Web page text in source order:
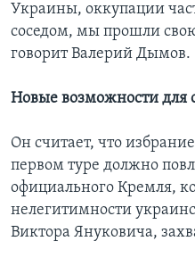
Украины, оккупации
соседом, мы прошли
говорит Валерий Дымов.
Новые возможности для
Он считает, что
первом туре должно
официального Кремля,
нелегитимности
Виктора Януковича,